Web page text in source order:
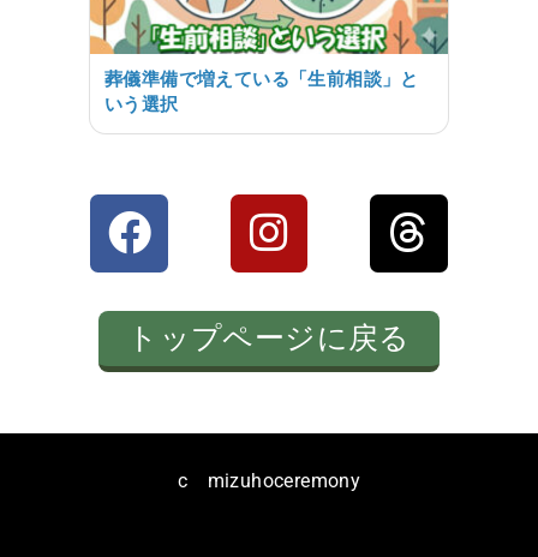
葬儀準備で増えている「生前相談」と
いう選択
トップページに戻る
c mizuhoceremony